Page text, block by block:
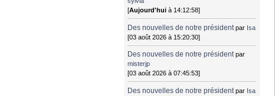
[Aujourd'hui à 14:12:58]
Des nouvelles de notre président par Isa
[03 août 2026 à 15:20:30]
Des nouvelles de notre président par
misterjp
[03 août 2026 à 07:45:53]
Des nouvelles de notre président par Isa